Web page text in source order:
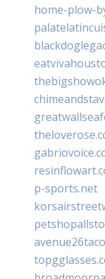
home-plow-
p-sports.net